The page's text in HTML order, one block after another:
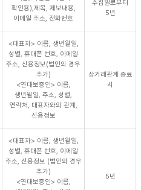
확인용),제목, 제보내용,
이메일 주소, 전화번호
수집일로부터
5년
<대표자> 이름, 생년월일,
성별, 휴대폰 번호, 이메일
주소, 신용정보(법인의 경우
추가)
<연대보증인> 이름,
생년월일, 주소, 성별,
연락처, 대표자와의 관계,
신용정보
상거래관계 종료
시
<대표자> 이름, 생년월일,
성별, 휴대폰 번호, 이메일
주소, 신용정보 (법인의 경우
추가)
<연대보증인> 이름,
5년